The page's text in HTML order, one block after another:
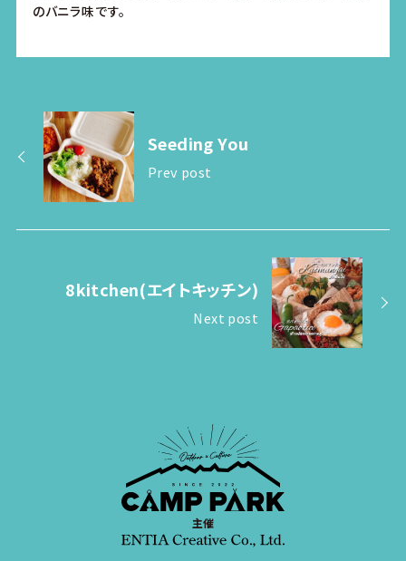
のバニラ味です。
Seeding You
Prev post
8kitchen(エイトキッチン)
Next post
主催